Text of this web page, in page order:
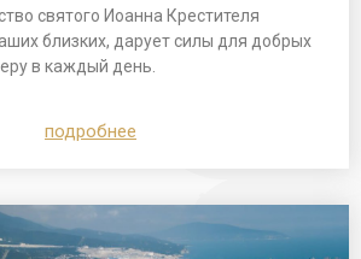
святого Иоанна Крестителя
близких, дарует силы для добрых
в каждый день.
подробнее